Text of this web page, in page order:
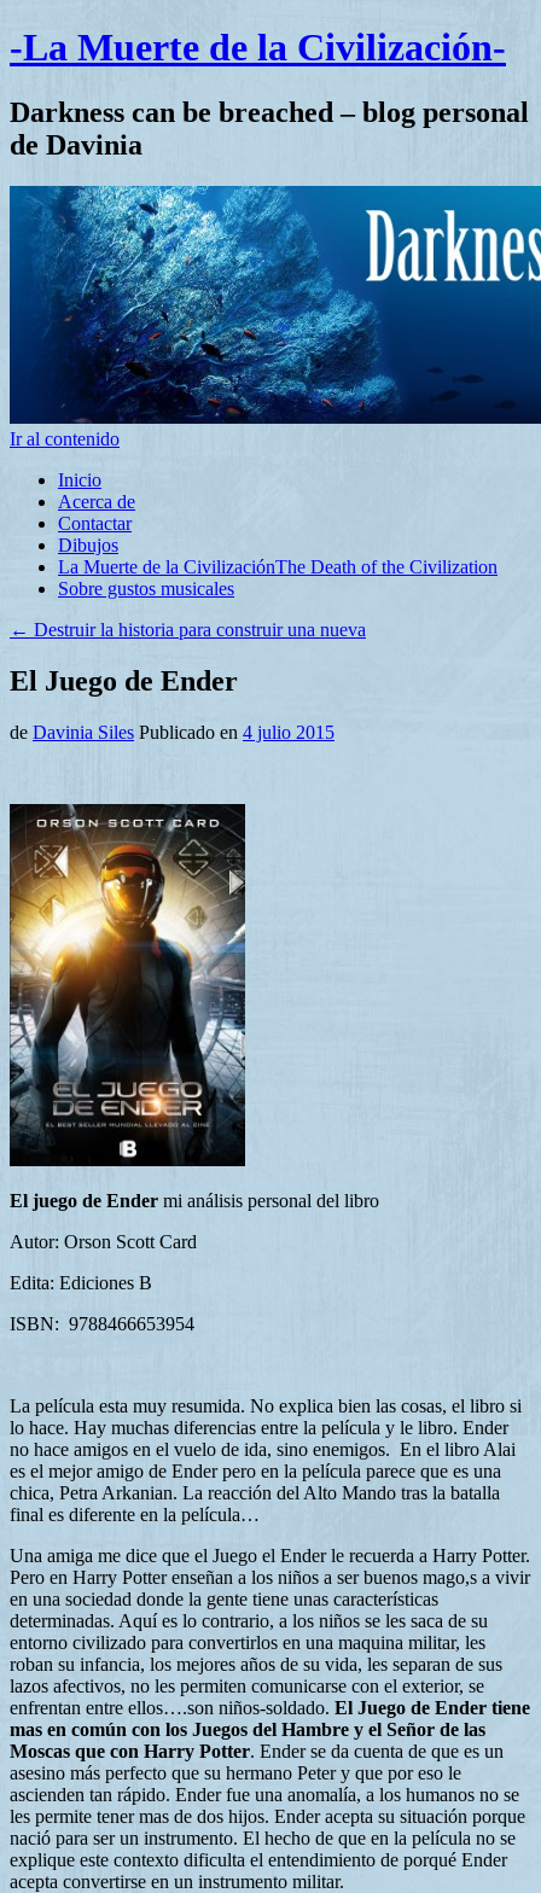
-La Muerte de la Civilización-
Darkness can be breached – blog personal
de Davinia
Ir al contenido
Inicio
Acerca de
Contactar
Dibujos
La Muerte de la CivilizaciónThe Death of the Civilization
Sobre gustos musicales
← Destruir la historia para construir una nueva
El Juego de Ender
de Davinia Siles Publicado en 4 julio 2015
El juego de Ender mi análisis personal del libro
Autor: Orson Scott Card
Edita: Ediciones B
ISBN: 9788466653954
La película esta muy resumida. No explica bien las cosas, el libro si
lo hace. Hay muchas diferencias entre la película y le libro. Ender
no hace amigos en el vuelo de ida, sino enemigos. En el libro Alai
es el mejor amigo de Ender pero en la película parece que es una
chica, Petra Arkanian. La reacción del Alto Mando tras la batalla
final es diferente en la película…
Una amiga me dice que el Juego el Ender le recuerda a Harry Potter.
Pero en Harry Potter enseñan a los niños a ser buenos mago,s a vivir
en una sociedad donde la gente tiene unas características
determinadas. Aquí es lo contrario, a los niños se les saca de su
entorno civilizado para convertirlos en una maquina militar, les
roban su infancia, los mejores años de su vida, les separan de sus
lazos afectivos, no les permiten comunicarse con el exterior, se
enfrentan entre ellos….son niños-soldado. El Juego de Ender tiene
mas en común con los Juegos del Hambre y el Señor de las
Moscas que con Harry Potter. Ender se da cuenta de que es un
asesino más perfecto que su hermano Peter y que por eso le
ascienden tan rápido. Ender fue una anomalía, a los humanos no se
les permite tener mas de dos hijos. Ender acepta su situación porque
nació para ser un instrumento. El hecho de que en la película no se
explique este contexto dificulta el entendimiento de porqué Ender
acepta convertirse en un instrumento militar.